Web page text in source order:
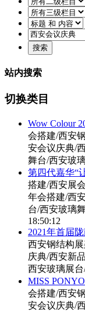
站内搜索
切换类目
Wow Colour
会搭建/西安
安会议庆典/
舞台/西安玻
第四代嘉华“
搭建/西安展
年会搭建/西
台/西安玻璃
18:50:12
2021年首届
西安钢结构
庆典/西安新
西安玻璃展台
MISS
会搭建/西安
安会议庆典/